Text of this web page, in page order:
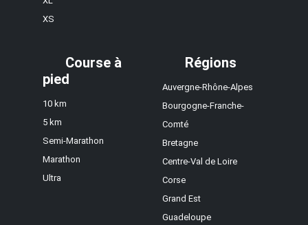
XS
Course à
pied
10 km
5 km
Semi-Marathon
Marathon
Ultra
Régions
Auvergne-Rhône-Alpes
Bourgogne-Franche-
Comté
Bretagne
Centre-Val de Loire
Corse
Grand Est
Guadeloupe